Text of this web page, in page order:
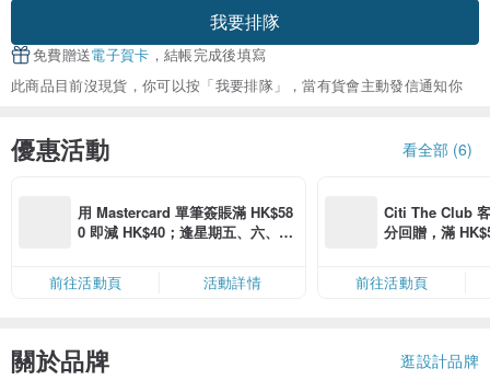
我要排隊
免費贈送電子賀卡 ，結帳完成後填寫
此商品目前沒現貨，你可以按「我要排隊」，當有貨會主動發信通知你
優惠活動 看全部 (6)
用 Mastercard 單筆簽賬滿 HK$58
0 即減 HK$40；逢星期五、六、日
限，額滿即止，僅限「常用信用
卡」結帳）
前往活動頁 活動詳情
Citi The Club
分回贈，滿
前往活動頁
關於品牌 逛設計品牌